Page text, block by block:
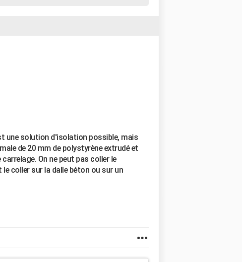
une solution d'isolation possible, mais
de 20 mm de polystyrène extrudé et
On ne peut pas coller le
coller sur la dalle béton ou sur un